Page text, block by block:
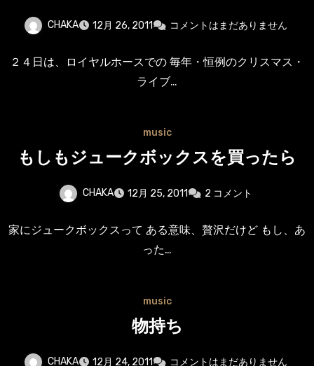
CHAKA 12月 26, 2011 コメントはまだありません
２４日は、ロイヤルホースでの 毎年・恒例のクリスマス・
ライブ…
music
もしもジュークボックスを買ったら
CHAKA 12月 25, 2011 2 コメント
家にジュークボックスって ある意味、贅沢だけど もし、あ
った…
music
物持ち
CHAKA 12月 24, 2011 コメントはまだありません